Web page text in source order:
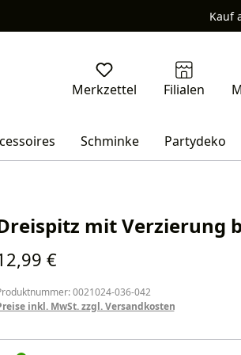
Kauf
Schminke Partydeko
mit Verzierung
Preis:
€
0021024-036-042
inkl. MwSt. zzgl. Versandkosten